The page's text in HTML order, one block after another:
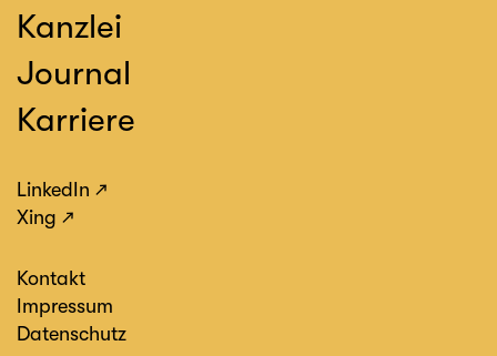
Kanzlei
Journal
Karriere
LinkedIn
Xing
Kontakt
Impressum
Datenschutz